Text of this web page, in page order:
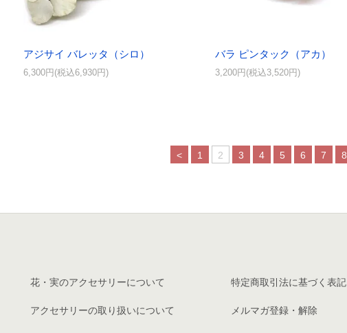
アジサイ バレッタ（シロ）
6,300円(税込6,930円)
バラ ピンタック（アカ）
3,200円(税込3,520円)
< 1 2 3 4 5 6 7 8
花・実のアクセサリーについて
アクセサリーの取り扱いについて
特定商取引法に基づく表記
メルマガ登録・解除